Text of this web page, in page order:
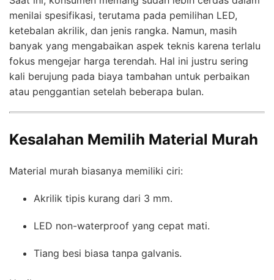
menilai spesifikasi, terutama pada pemilihan LED,
ketebalan akrilik, dan jenis rangka. Namun, masih
banyak yang mengabaikan aspek teknis karena terlalu
fokus mengejar harga terendah. Hal ini justru sering
kali berujung pada biaya tambahan untuk perbaikan
atau penggantian setelah beberapa bulan.
Kesalahan Memilih Material Murah
Material murah biasanya memiliki ciri:
Akrilik tipis kurang dari 3 mm.
LED non-waterproof yang cepat mati.
Tiang besi biasa tanpa galvanis.